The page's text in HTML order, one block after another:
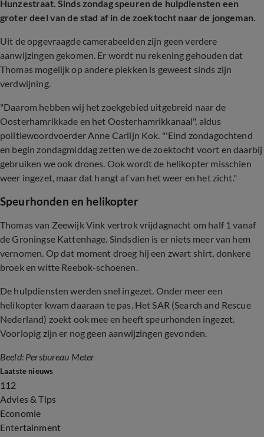
Hunzestraat. Sinds zondag speuren de hulpdiensten een
groter deel van de stad af in de zoektocht naar de jongeman.
Uit de opgevraagde camerabeelden zijn geen verdere
aanwijzingen gekomen. Er wordt nu rekening gehouden dat
Thomas mogelijk op andere plekken is geweest sinds zijn
verdwijning.
"Daarom hebben wij het zoekgebied uitgebreid naar de
Oosterhamrikkade en het Oosterhamrikkanaal", aldus
politiewoordvoerder Anne Carlijn Kok. "'Eind zondagochtend
en begin zondagmiddag zetten we de zoektocht voort en daarbij
gebruiken we ook drones. Ook wordt de helikopter misschien
weer ingezet, maar dat hangt af van het weer en het zicht."
Speurhonden en helikopter
Thomas van Zeewijk Vink vertrok vrijdagnacht om half 1 vanaf
de Groningse Kattenhage. Sindsdien is er niets meer van hem
vernomen. Op dat moment droeg hij een zwart shirt, donkere
broek en witte Reebok-schoenen.
De hulpdiensten werden snel ingezet. Onder meer een
helikopter kwam daaraan te pas. Het SAR (Search and Rescue
Nederland) zoekt ook mee en heeft speurhonden ingezet.
Voorlopig zijn er nog geen aanwijzingen gevonden.
Beeld: Persbureau Meter
Laatste nieuws
112
Advies & Tips
Economie
Entertainment